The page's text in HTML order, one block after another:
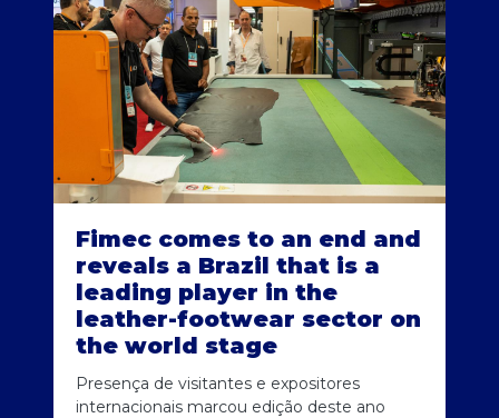
Fimec comes to an end and
reveals a Brazil that is a
leading player in the
leather-footwear sector on
the world stage
Presença de visitantes e expositores
internacionais marcou edição deste ano